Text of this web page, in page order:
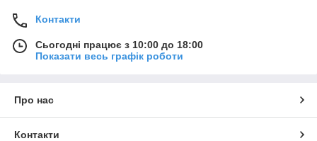
Контакти
Сьогодні працює з 10:00 до 18:00
Показати весь графік роботи
Про нас
Контакти